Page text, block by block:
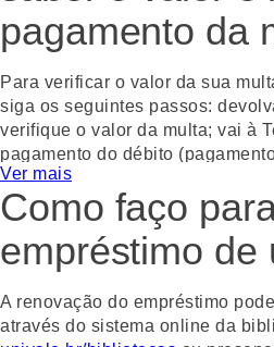
pagamento da
Para verificar o valor da sua
siga os seguintes passos:
verifique o valor da multa; vai à
pagamento do débito
Gostou? Compartilhe!
WhatsApp
Facebook
Twitter
Email
Ver mais
Como faço
empréstimo de
A renovação do empréstimo
através do sistema online da